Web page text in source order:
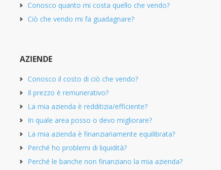
Conosco quanto mi costa quello che vendo?
Ciò che vendo mi fa guadagnare?
AZIENDE
Conosco il costo di ciò che vendo?
Il prezzo è remunerativo?
La mia azienda è redditizia/efficiente?
In quale area posso o devo migliorare?
La mia azienda è finanziariamente equilibrata?
Perché ho problemi di liquidità?
Perché le banche non finanziano la mia azienda?